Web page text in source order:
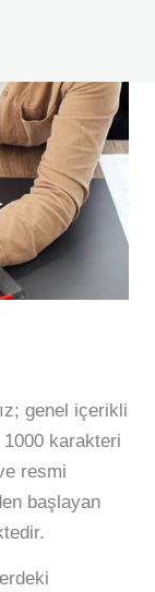
genel içerikli
karakteri
resmi
başlayan